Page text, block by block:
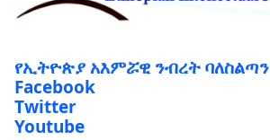
የኢትዮጵያ አእምሯዊ ንብረት ባለስልጣን
Facebook
Twitter
Youtube